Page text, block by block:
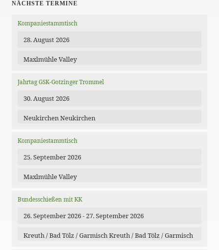
NÄCHSTE TERMINE
Kompaniestammtisch
28. August 2026
Maxlmühle Valley
Jahrtag GSK-Gotzinger Trommel
30. August 2026
Neukirchen Neukirchen
Kompaniestammtisch
25. September 2026
Maxlmühle Valley
Bundesschießen mit KK
26. September 2026 - 27. September 2026
Kreuth / Bad Tölz / Garmisch Kreuth / Bad Tölz / Garmisch